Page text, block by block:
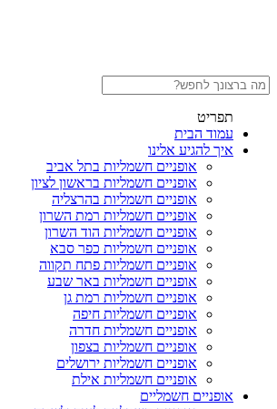
תפריט
עמוד הבית
איך להגיע אלינו
אופניים חשמליות בתל אביב
אופניים חשמליות בראשון לציון
אופניים חשמליות בהרצליה
אופניים חשמליות רמת השרון
אופניים חשמליות הוד השרון
אופניים חשמליות כפר סבא
אופניים חשמליות פתח תקווה
אופניים חשמליות באר שבע
אופניים חשמליות רמת גן
אופניים חשמליות חיפה
אופניים חשמליות חדרה
אופניים חשמליות בצפון
אופניים חשמליות ירושלים
אופניים חשמליות אילת
אופניים חשמליים